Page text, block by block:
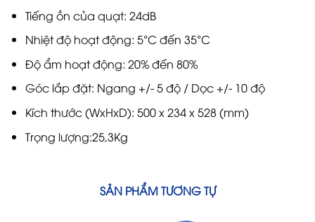
Tiếng ồn của quạt: 24dB
Nhiệt độ hoạt động: 5°C đến 35°C
Độ ẩm hoạt động: 20% đến 80%
Góc lắp đặt: Ngang +/- 5 độ / Dọc +/- 10 độ
Kích thước (WxHxD): 500 x 234 x 528 (mm)
Trọng lượng:25,3Kg
SẢN PHẨM TƯƠNG TỰ